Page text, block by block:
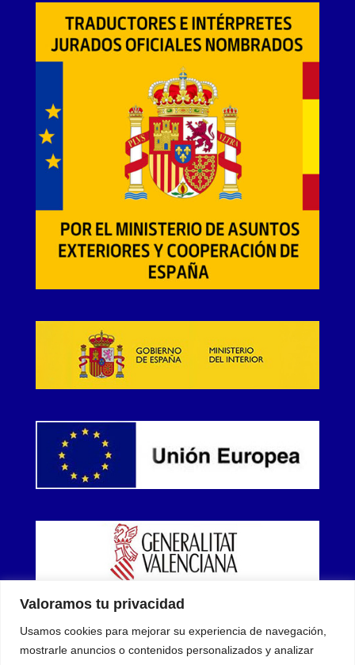
Valoramos tu privacidad
Usamos cookies para mejorar su experiencia de navegación,
mostrarle anuncios o contenidos personalizados y analizar